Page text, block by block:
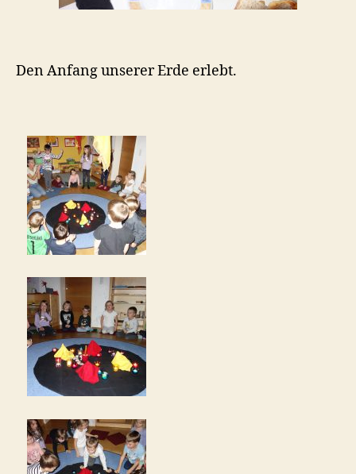
Den Anfang unserer Erde erlebt.